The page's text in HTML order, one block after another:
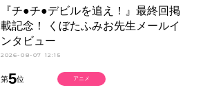
『チ●チ●デビルを追え！』最終回掲
載記念！ くぼたふみお先生メールイ
ンタビュー
2026-08-07 12:15
第5位 アニメ